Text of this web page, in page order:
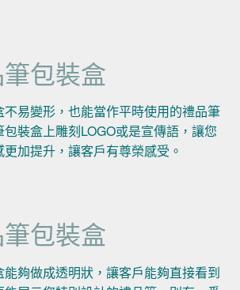
包裝盒
易變形，也能當作平時使用的禮品筆
裝盒上雕刻LOGO或是宣傳語，讓您
加提升，讓客戶有尊榮感受。
包裝盒
夠做成透明狀，讓客戶能夠直接看到